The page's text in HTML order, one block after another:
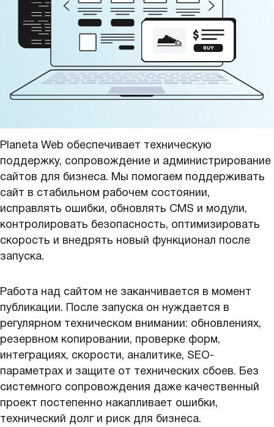
Planeta Web обеспечивает техническую
поддержку, сопровождение и администрирование
сайтов для бизнеса. Мы помогаем поддерживать
сайт в стабильном рабочем состоянии,
исправлять ошибки, обновлять CMS и модули,
контролировать безопасность, оптимизировать
скорость и внедрять новый функционал после
запуска.
Работа над сайтом не заканчивается в момент
публикации. После запуска он нуждается в
регулярном техническом внимании: обновлениях,
резервном копировании, проверке форм,
интеграциях, скорости, аналитике, SEO-
параметрах и защите от технических сбоев. Без
системного сопровождения даже качественный
проект постепенно накапливает ошибки,
технический долг и риск для бизнеса.